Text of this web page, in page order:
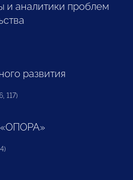
и аналитики проблем
развития
117)